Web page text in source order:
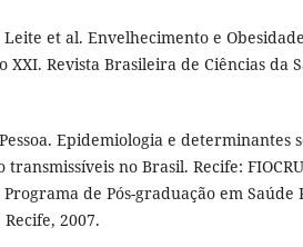
Leite et al. Envelhecimento e
XXI. Revista Brasileira de Ciências da
Epidemiologia e determinantes
no Brasil. Recife:
de Pós-graduação em Saúde
2007.